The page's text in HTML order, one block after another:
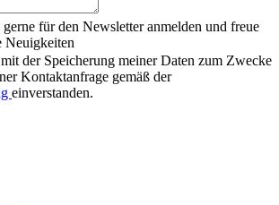
für den Newsletter anmelden und freue
Neuigkeiten
der Speicherung meiner Daten zum Zwecke
Kontaktanfrage gemäß der
einverstanden.